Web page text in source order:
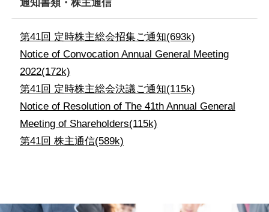
通知書類・株主通信
第41回 定時株主総会招集ご通知(693k)
Notice of Convocation Annual General Meeting
2022(172k)
第41回 定時株主総会決議ご通知(115k)
Notice of Resolution of The 41th Annual General
Meeting of Shareholders(115k)
第41回 株主通信(589k)